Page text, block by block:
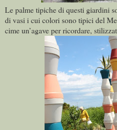
Le palme tipiche di questi giardini
di vasi i cui colori sono tipici del
cime un’agave per ricordare,